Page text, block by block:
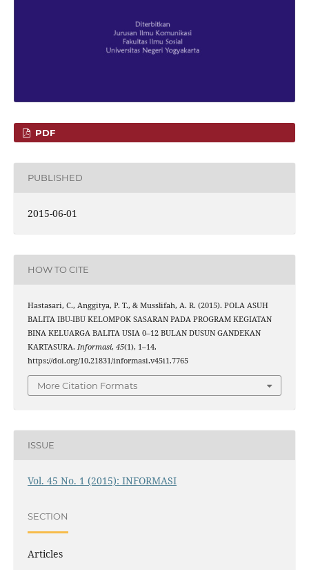
PDF
PUBLISHED
2015-06-01
HOW TO CITE
Hastasari, C., Anggitya, P. T., & Musslifah, A. R. (2015). POLA ASUH
BALITA IBU-IBU KELOMPOK SASARAN PADA PROGRAM KEGIATAN
BINA KELUARGA BALITA USIA 0–12 BULAN DUSUN GANDEKAN
KARTASURA. Informasi, 45(1), 1–14.
https://doi.org/10.21831/informasi.v45i1.7765
More Citation Formats
ISSUE
Vol. 45 No. 1 (2015): INFORMASI
SECTION
Articles